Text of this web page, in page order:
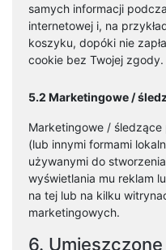
samych informacji
internetowej i, na
koszyku, dopóki nie
cookie bez Twojej zgody.
5.2 Marketingowe /
Marketingowe /
(lub innymi formami
używanymi do
wyświetlania mu reklam
na tej lub na kilku
marketingowych.
6.